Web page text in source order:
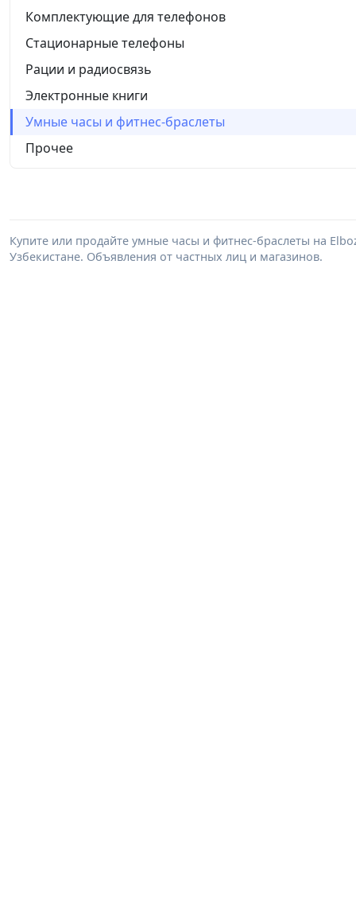
Комплектующие для телефонов
Стационарные телефоны
Рации и радиосвязь
Электронные книги
Умные часы и фитнес-браслеты
Прочее
Купите или продайте умные часы и фитнес-браслеты на
Узбекистане. Объявления от частных лиц и магазинов.